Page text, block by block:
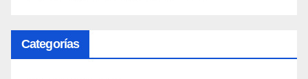
Categorías